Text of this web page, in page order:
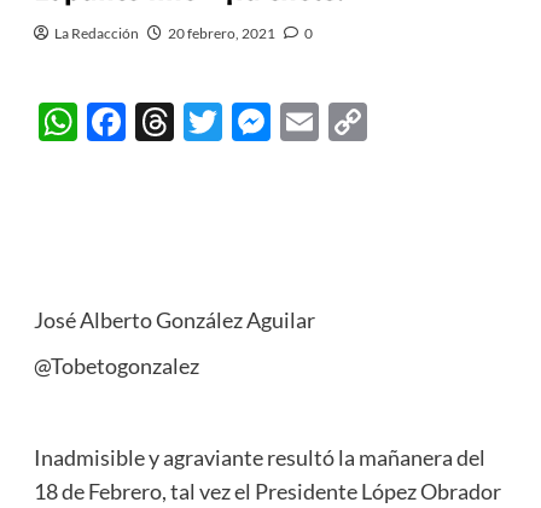
La Redacción 20 febrero, 2021 0
WhatsApp
Facebook
Threads
Twitter
Messenger
EmailCopy
José Alberto González Aguilar
@Tobetogonzalez
Inadmisible y agraviante resultó la mañanera del
18 de Febrero, tal vez el Presidente López Obrador